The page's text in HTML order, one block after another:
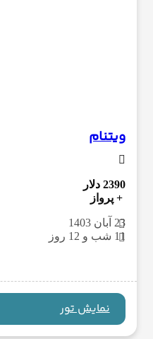
ویتنام
2390 دلار
+ پرواز
23 آبان 1403
11 شب و 12 روز
نمایش تور